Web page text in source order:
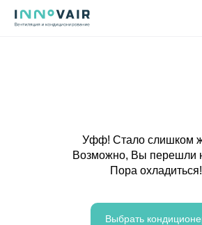
Уфф! Стало слишком
Возможно, Вы перешли
Пора охладиться!
Выбрать